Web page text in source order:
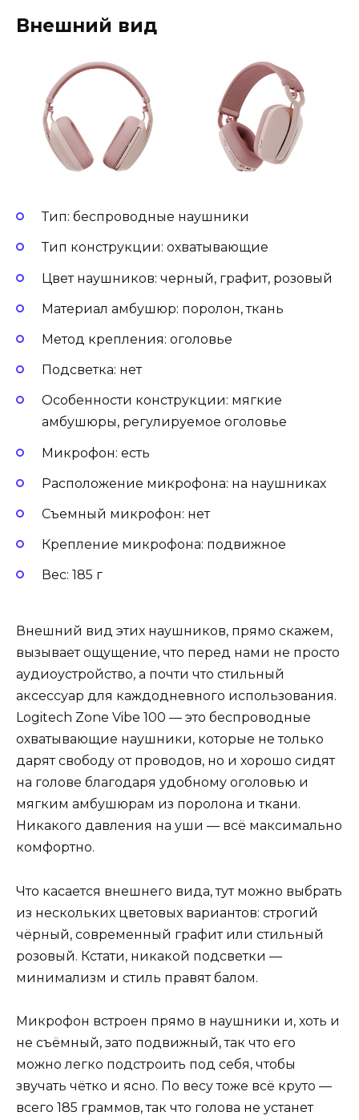
Внешний вид
Тип: беспроводные наушники
Тип конструкции: охватывающие
Цвет наушников: черный, графит, розовый
Материал амбушюр: поролон, ткань
Метод крепления: оголовье
Подсветка: нет
Особенности конструкции: мягкие
амбушюры, регулируемое оголовье
Микрофон: есть
Расположение микрофона: на наушниках
Съемный микрофон: нет
Крепление микрофона: подвижное
Вес: 185 г
Внешний вид этих наушников, прямо скажем,
вызывает ощущение, что перед нами не просто
аудиоустройство, а почти что стильный
аксессуар для каждодневного использования.
Logitech Zone Vibe 100 — это беспроводные
охватывающие наушники, которые не только
дарят свободу от проводов, но и хорошо сидят
на голове благодаря удобному оголовью и
мягким амбушюрам из поролона и ткани.
Никакого давления на уши — всё максимально
комфортно.
Что касается внешнего вида, тут можно выбрать
из нескольких цветовых вариантов: строгий
чёрный, современный графит или стильный
розовый. Кстати, никакой подсветки —
минимализм и стиль правят балом.
Микрофон встроен прямо в наушники и, хоть и
не съёмный, зато подвижный, так что его
можно легко подстроить под себя, чтобы
звучать чётко и ясно. По весу тоже всё круто —
всего 185 граммов, так что голова не устанет